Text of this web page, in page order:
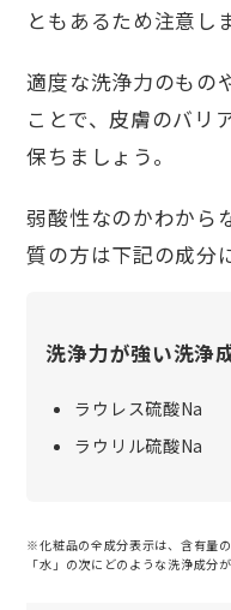
ともあるため注意し
適度な洗浄力のものや
ことで、皮膚のバリ
保ちましょう。
弱酸性なのかわから
質の方は下記の成分
洗浄力が強い洗浄
ラウレス硫酸Na
ラウリル硫酸Na
※化粧品の全成分表示は、含有量の
「水」の次にどのような洗浄成分